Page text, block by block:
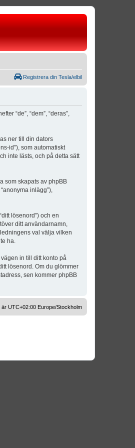
Registrera din Tesla/elbil
“de”, “dem”, “deras”,
ner till din dators
id”), som automatiskt
inte lästs, och på detta sätt
som skapats av phpBB
inlägg”),
lösenord”) och en
ditt användarnamn,
val välja vilken
ha.
in till ditt konto på
lösenord. Om du glömmer
sen kommer phpBB
UTC+02:00 Europe/Stockholm